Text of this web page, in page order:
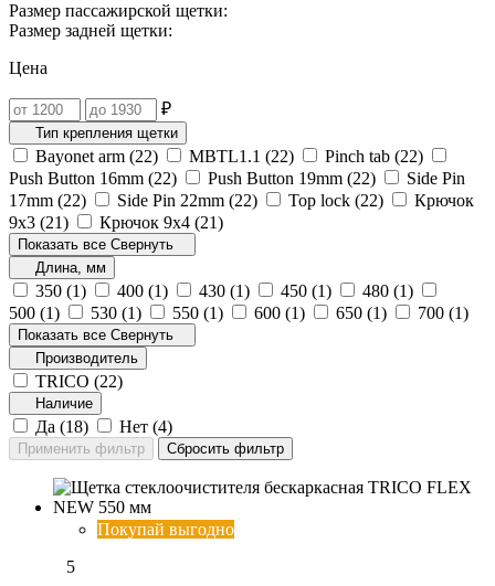
Размер пассажирской щетки:
Размер задней щетки:
Цена
₽
Тип крепления щетки
Bayonet arm (22) MBTL1.1‎ (22) Pinch tab (22)
Push Button 16mm (22) Push Button 19mm (22)
Side Pin
17mm (22) Side Pin 22mm (22) Top lock (22)
Крючок
9х3 (21) Крючок 9х4 (21)
Показать все Свернуть
Длина, мм
350 (1) 400 (1) 430 (1) 450 (1) 480 (1)
500 (1) 530 (1) 550 (1) 600 (1) 650 (1) 700 (1)
Показать все Свернуть
Производитель
TRICO (22)
Наличие
Да (18) Нет (4)
Покупай выгодно
5